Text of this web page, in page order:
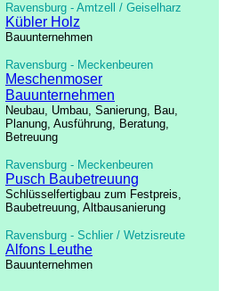
Ravensburg - Amtzell / Geiselharz
Kübler Holz
Bauunternehmen
Ravensburg - Meckenbeuren
Meschenmoser
Bauunternehmen
Neubau, Umbau, Sanierung, Bau,
Planung, Ausführung, Beratung,
Betreuung
Ravensburg - Meckenbeuren
Pusch Baubetreuung
Schlüsselfertigbau zum Festpreis,
Baubetreuung, Altbausanierung
Ravensburg - Schlier / Wetzisreute
Alfons Leuthe
Bauunternehmen